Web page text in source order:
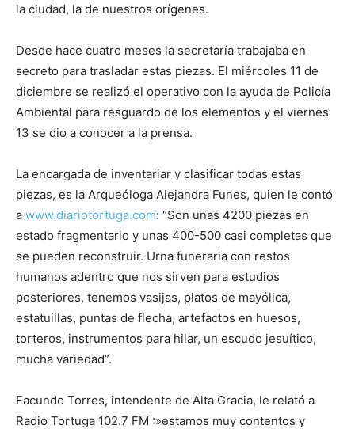
la ciudad, la de nuestros orígenes.
Desde hace cuatro meses la secretaría trabajaba en
secreto para trasladar estas piezas. El miércoles 11 de
diciembre se realizó el operativo con la ayuda de Policía
Ambiental para resguardo de los elementos y el viernes
13 se dio a conocer a la prensa.
La encargada de inventariar y clasificar todas estas
piezas, es la Arqueóloga Alejandra Funes, quien le contó
a www.diariotortuga.com: “Son unas 4200 piezas en
estado fragmentario y unas 400-500 casi completas que
se pueden reconstruir. Urna funeraria con restos
humanos adentro que nos sirven para estudios
posteriores, tenemos vasijas, platos de mayólica,
estatuillas, puntas de flecha, artefactos en huesos,
torteros, instrumentos para hilar, un escudo jesuítico,
mucha variedad”.
Facundo Torres, intendente de Alta Gracia, le relató a
Radio Tortuga 102.7 FM :»estamos muy contentos y